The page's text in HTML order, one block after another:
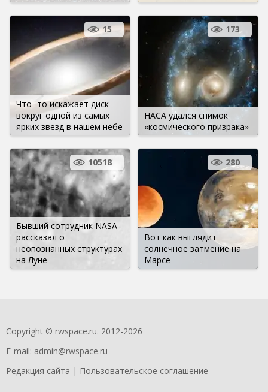
Что -то искажает диск
вокруг одной из самых
ярких звезд в нашем небе
15
НАСА удался снимок
«космического призрака»
173
Бывший сотрудник NASA
рассказал о
неопознанных структурах
на Луне
10518
Вот как выглядит
солнечное затмение на
Марсе
280
Copyright © rwspace.ru. 2012-2026
E-mail: admin@rwspace.ru
Редакция сайта | Пользовательское соглашение